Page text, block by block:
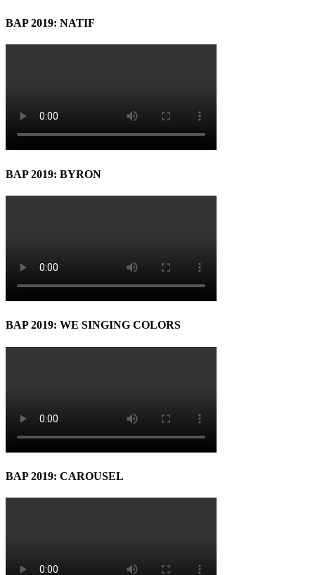
BAP 2019: NATIF
BAP 2019: BYRON
BAP 2019: WE SINGING COLORS
BAP 2019: CAROUSEL